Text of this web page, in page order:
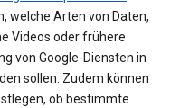
welche Arten von Daten,
Videos oder frühere
von Google-Diensten in
sollen. Zudem können
ob bestimmte